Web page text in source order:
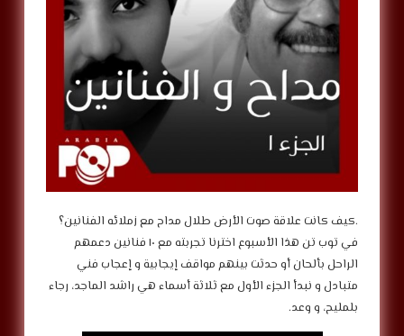
.كيف كانت علاقة صوت الأرض طلال مداح مع زملائه الفنانين؟
في توب تن هذا الأسبوع اخترنا تجربته مع ١٠ فنانين دعمهم
الراحل بألحان أو حدثت بينهم مواقف إيجابية و إعجاب فني
متبادل و نبدأ الجزء الأول مع ثلاثة أسماء هي راشد الماجد، رجاء
بلمليح، و وعد.